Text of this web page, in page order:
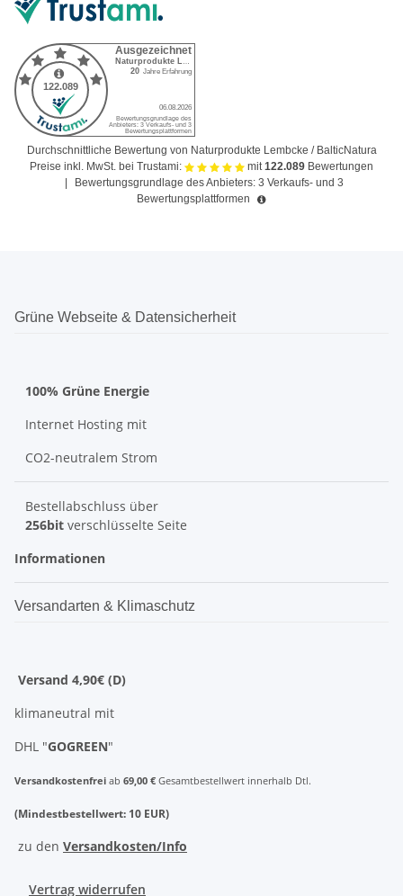
Durchschnittliche Bewertung von Naturprodukte Lembcke / BalticNatura
Preise inkl. MwSt. bei Trustami:
mit122.089 Bewertungen
Bewertungsgrundlage des Anbieters: 3 Verkaufs- und 3
Bewertungsplattformen
Grüne Webseite & Datensicherheit
100% Grüne Energie
Internet Hosting mit
CO2-neutralem Strom
Bestellabschluss über
256bit verschlüsselte Seite
Informationen
Versandarten & Klimaschutz
Versand 4,90€ (D)
klimaneutral mit
DHL "GOGREEN"
Versandkostenfrei ab 69,00 € Gesamtbestellwert innerhalb Dtl.
(Mindestbestellwert: 10 EUR)
zu den Versandkosten/Info
Vertrag widerrufen